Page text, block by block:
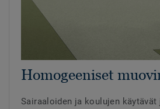
Homogeeniset
Sairaaloiden ja koulujen